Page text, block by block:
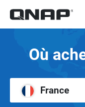
Où
France